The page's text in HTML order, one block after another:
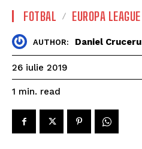
FOTBAL EUROPA LEAGUE
AUTHOR: Daniel Cruceru
26 iulie 2019
1 min. read